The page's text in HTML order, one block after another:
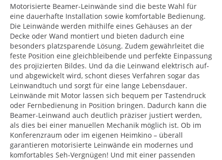
Motorisierte Beamer-Leinwände sind die beste Wahl für
eine dauerhafte Installation sowie komfortable Bedienung.
Die Leinwände werden mithilfe eines Gehäuses an der
Decke oder Wand montiert und bieten dadurch eine
besonders platzsparende Lösung. Zudem gewährleitet die
feste Position eine gleichbleibende und perfekte Einpassung
des projizierten Bildes. Und da die Leinwand elektrisch auf-
und abgewickelt wird, schont dieses Verfahren sogar das
Leinwandtuch und sorgt für eine lange Lebensdauer.
Leinwände mit Motor lassen sich bequem per Tastendruck
oder Fernbedienung in Position bringen. Dadurch kann die
Beamer-Leinwand auch deutlich präziser justiert werden,
als dies bei einer manuellen Mechanik möglich ist. Ob im
Konferenzraum oder im eigenen Heimkino – überall
garantieren motorisierte Leinwände ein modernes und
komfortables Seh-Vergnügen! Und mit einer passenden